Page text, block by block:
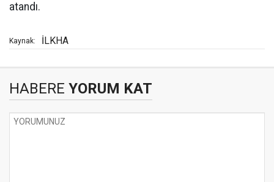
atandı.
Kaynak: İLKHA
HABERE YORUM KAT